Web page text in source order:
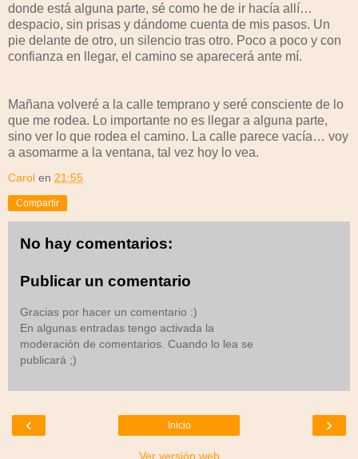
donde está alguna parte, sé como he de ir hacía allí…
despacio, sin prisas y dándome cuenta de mis pasos. Un
pie delante de otro, un silencio tras otro. Poco a poco y con
confianza en llegar, el camino se aparecerá ante mí.
Mañana volveré a la calle temprano y seré consciente de lo
que me rodea. Lo importante no es llegar a alguna parte,
sino ver lo que rodea el camino. La calle parece vacía… voy
a asomarme a la ventana, tal vez hoy lo vea.
Carol en 21:55
Compartir
No hay comentarios:
Publicar un comentario
Gracias por hacer un comentario :)
En algunas entradas tengo activada la
moderación de comentarios. Cuando lo lea se
publicará ;)
‹ ›
Inicio
Ver versión web